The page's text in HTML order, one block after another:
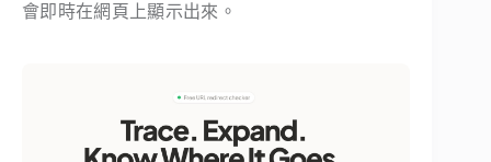
會即時在網頁上顯示出來。